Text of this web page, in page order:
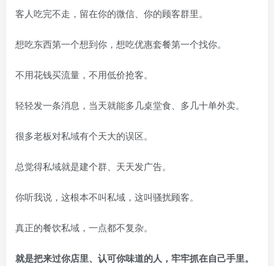
客人吃完不走，留在你的微信、你的顾客群里。
想吃东西第一个想到你，想吃优惠套餐第一个找你。
不用花钱买流量，不用低价抢客。
轻轻发一条消息，当天就能多几桌堂食、多几十单外卖。
很多老板对私域有个天大的误区。
总觉得私域就是建个群、天天发广告。
你听我说，这根本不叫私域，这叫骚扰顾客。
真正的餐饮私域，一点都不复杂。
就是把来过你店里、认可你味道的人，牢牢抓在自己手里。